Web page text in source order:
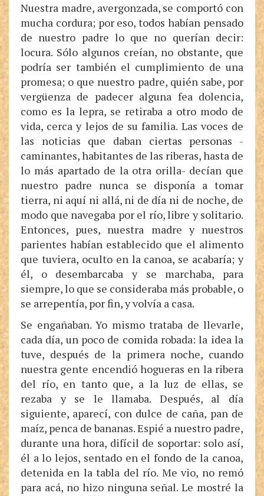
Nuestra madre, avergonzada, se comportó con
mucha cordura; por eso, todos habían pensado
de nuestro padre lo que no querían decir:
locura. Sólo algunos creían, no obstante, que
podría ser también el cumplimiento de una
promesa; o que nuestro padre, quién sabe, por
vergüenza de padecer alguna fea dolencia,
como es la lepra, se retiraba a otro modo de
vida, cerca y lejos de su familia. Las voces de
las noticias que daban ciertas personas -
caminantes, habitantes de las riberas, hasta de
lo más apartado de la otra orilla- decían que
nuestro padre nunca se disponía a tomar
tierra, ni aquí ni allá, ni de día ni de noche, de
modo que navegaba por el río, libre y solitario.
Entonces, pues, nuestra madre y nuestros
parientes habían establecido que el alimento
que tuviera, oculto en la canoa, se acabaría; y
él, o desembarcaba y se marchaba, para
siempre, lo que se consideraba más probable, o
se arrepentía, por fin, y volvía a casa.
Se engañaban. Yo mismo trataba de llevarle,
cada día, un poco de comida robada: la idea la
tuve, después de la primera noche, cuando
nuestra gente encendió hogueras en la ribera
del río, en tanto que, a la luz de ellas, se
rezaba y se le llamaba. Después, al día
siguiente, aparecí, con dulce de caña, pan de
maíz, penca de bananas. Espié a nuestro padre,
durante una hora, difícil de soportar: solo así,
él a lo lejos, sentado en el fondo de la canoa,
detenida en la tabla del río. Me vio, no remó
para acá, no hizo ninguna señal. Le mostré la